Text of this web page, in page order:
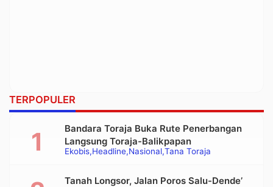
TERPOPULER
Ekobis Headline Nasional Tana Toraja
Bandara Toraja Buka Rute Penerbangan
Langsung Toraja-Balikpapan
Tanah Longsor, Jalan Poros Salu-Dende’